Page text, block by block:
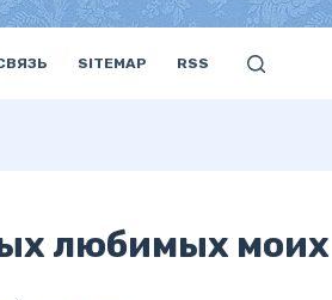
SITEMAP RSS
любимых моих